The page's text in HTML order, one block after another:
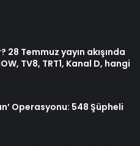
Temmuz yayın akışında
TV8, TRT1, Kanal D, hangi
Operasyonu: 548 Şüpheli